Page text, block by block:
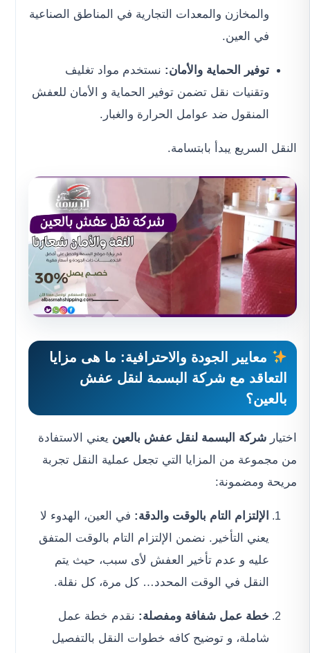
والمخازن والمعدات التجارية في المناطق الصناعية
في العين.
توفير الحماية والأمان: نستخدم مواد تغليف
وتقنيات نقل تضمن توفير الحماية و الأمان للعفش
المنقول ضد عوامل الحرارة والغبار.
النقل السريع يبدأ بابتسامة.
معايير الجودة والاحترافية: ما هى مزايا
التعاقد مع شركة البسمة لنقل عفش
بالعين؟
اختيار شركة البسمة لنقل عفش بالعين يعني الاستفادة
من مجموعة من المزايا التي تجعل عملية النقل تجربة
مريحة ومضمونة:
الإلتزام التام بالوقت والدقة: في العين، الهدوء لا
يعني التأخير. نضمن الإلتزام التام بالوقت المتفق
عليه و عدم تأخير العفش لأى سبب، حيث يتم
النقل في الوقت المحدد… كل مرة، كل نقلة.
خطة عمل شفافة ومفصلة: نقدم خطة عمل
شاملة، و توضيح كافه خطوات النقل بالتفصيل